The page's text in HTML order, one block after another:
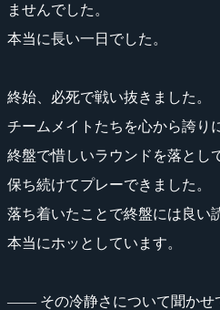
ませんでした。
本当に長い一日でした。
終始、必死で戦い抜きました。
チームメイトたちを心から誇り
終盤で惜しいラウンドを落とし
保ち続けてプレーできました。
落ち着いたことで終盤には良い
本当にホッとしています。
―― その冷静さについて聞かせ